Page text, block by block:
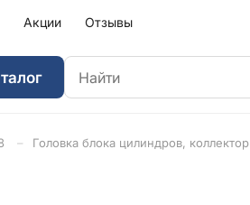
Акции Отзывы
Головка блока цилиндров, коллектор